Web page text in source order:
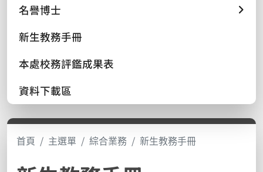
名譽博士
新生教務手冊
本處校務評鑑成果表
資料下載區
首頁 主選單 綜合業務 新生教務手冊